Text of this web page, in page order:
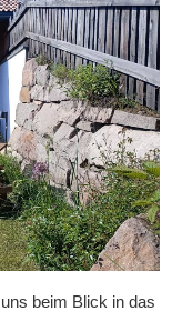
beim Blick in das